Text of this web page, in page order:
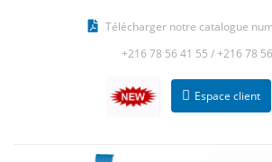
Télécharger notre catalogue
+216 78 56 41 55 /+216 78
Espace client